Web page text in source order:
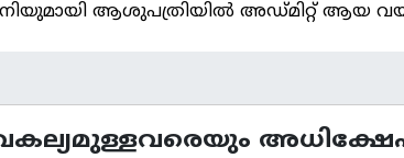
ആശുപത്രിയിൽ അഡ്മിറ്റ് ആയ